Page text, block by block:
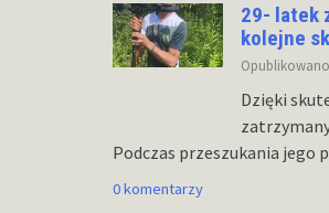
29- latek
kolejne
Dzięki
Podczas przeszukania jego
0 komentarzy